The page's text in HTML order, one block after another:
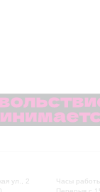
ул., 2
Часы